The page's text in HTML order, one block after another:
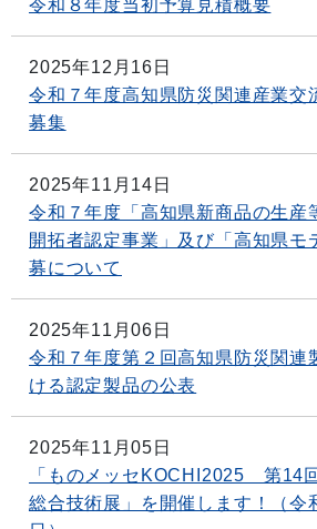
令和８年度当初予算見積概要
2025年12月16日
令和７年度高知県防災関連産業
募集
2025年11月14日
令和７年度「高知県新商品の生産
開拓者認定事業」及び「高知県モ
募について
2025年11月06日
令和７年度第２回高知県防災関連
ける認定製品の公表
2025年11月05日
「ものメッセKOCHI2025 第14
総合技術展」を開催します！（令